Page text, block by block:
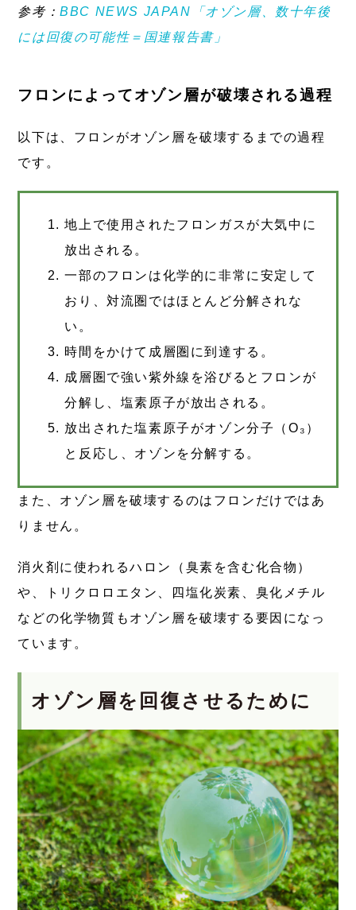
参考：BBC NEWS JAPAN「オゾン層、数十年後
には回復の可能性＝国連報告書」
フロンによってオゾン層が破壊される過程
以下は、フロンがオゾン層を破壊するまでの過程
です。
地上で使用されたフロンガスが大気中に
放出される。
一部のフロンは化学的に非常に安定して
おり、対流圏ではほとんど分解されな
い。
時間をかけて成層圏に到達する。
成層圏で強い紫外線を浴びるとフロンが
分解し、塩素原子が放出される。
放出された塩素原子がオゾン分子（O₃）
と反応し、オゾンを分解する。
また、オゾン層を破壊するのはフロンだけではあ
りません。
消火剤に使われるハロン（臭素を含む化合物）
や、トリクロロエタン、四塩化炭素、臭化メチル
などの化学物質もオゾン層を破壊する要因になっ
ています。
オゾン層を回復させるために